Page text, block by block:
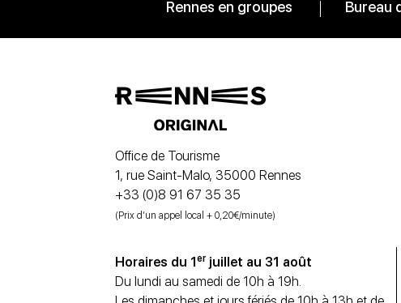
Rennes en groupes Bureau
Office de Tourisme
1, rue Saint-Malo, 35000 Rennes
+33 (0)8 91 67 35 35
(Prix d’un appel local + 0,20€/minute)
Horaires du 1erjuillet au 31 août
Du lundi au samedi de 10h à 19h.